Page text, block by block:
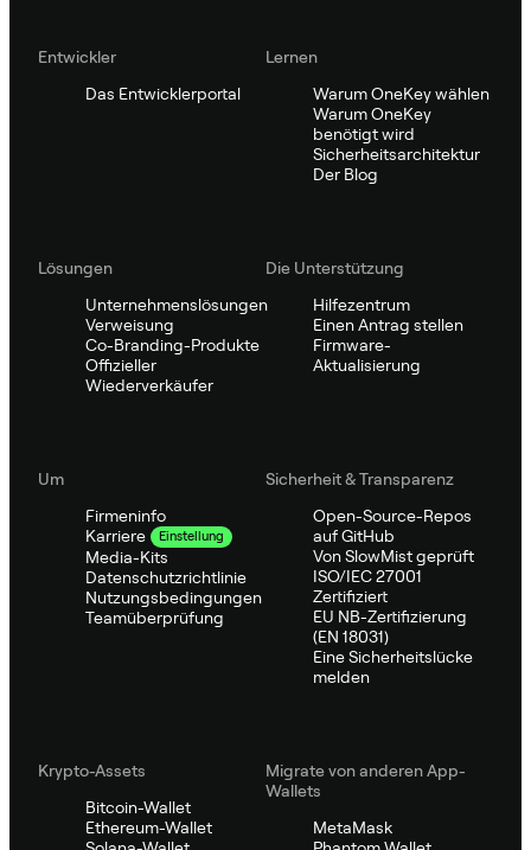
Entwickler
Das Entwicklerportal
Lernen
Warum OneKey wählen
Warum OneKey
benötigt wird
Sicherheitsarchitektur
Der Blog
Lösungen
Unternehmenslösungen
Verweisung
Co-Branding-Produkte
Offizieller
Wiederverkäufer
Die Unterstützung
Hilfezentrum
Einen Antrag stellen
Firmware-
Aktualisierung
Um
Firmeninfo
Karriere
Einstellung
Media-Kits
Datenschutzrichtlinie
Nutzungsbedingungen
Teamüberprüfung
Sicherheit & Transparenz
Open-Source-Repos
auf GitHub
Von SlowMist geprüft
ISO/IEC 27001
Zertifiziert
EU NB-Zertifizierung
(EN 18031)
Eine Sicherheitslücke
melden
Krypto-Assets
Bitcoin-Wallet
Ethereum-Wallet
Migrate von anderen App-
Wallets
MetaMask